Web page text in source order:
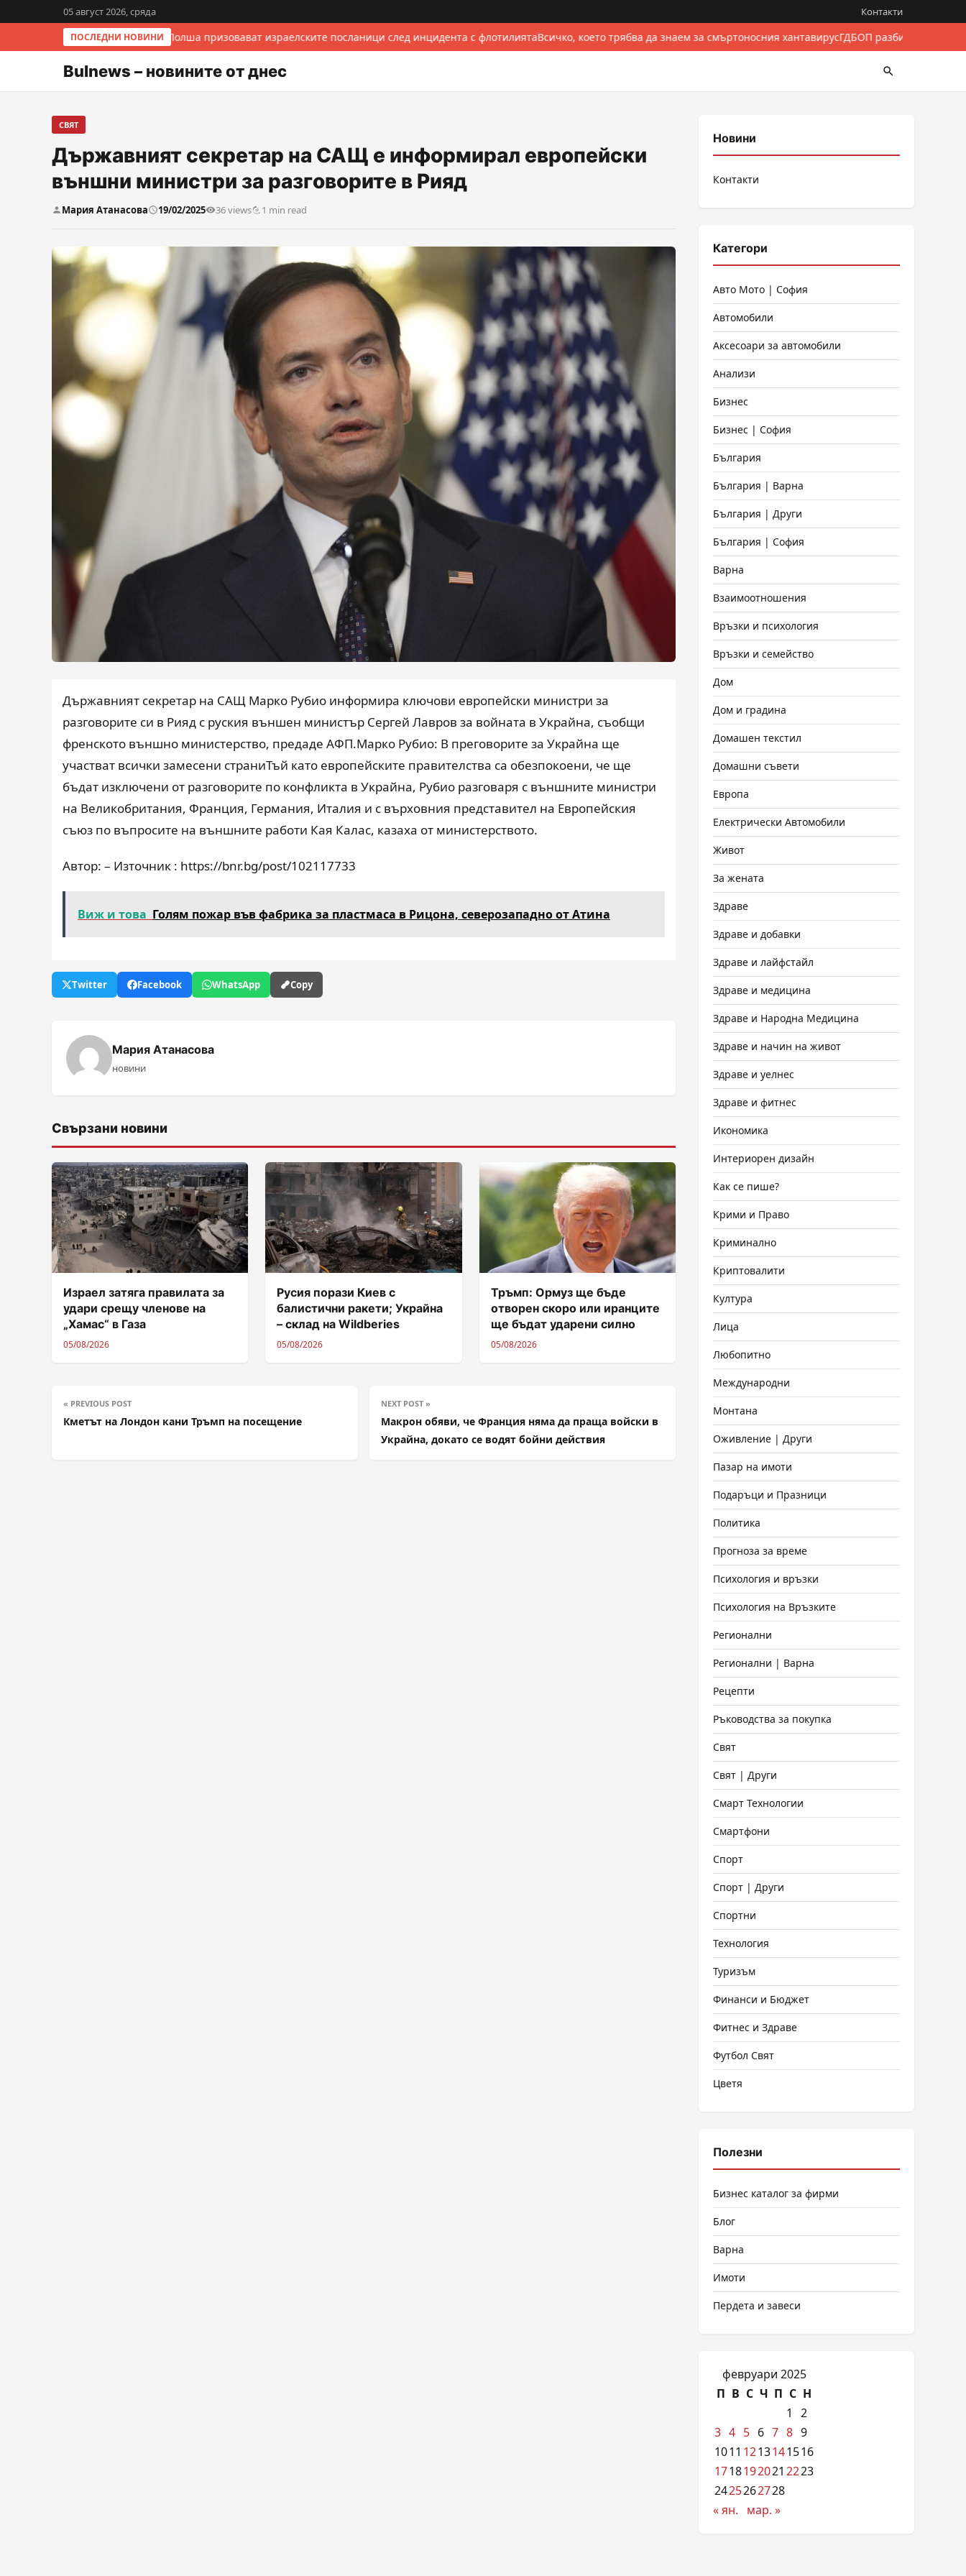
05 август 2026, сряда Контакти
ПОСЛЕДНИ НОВИНИ
Италия и Полша призовават израелските посланици след инцидента с флотилиятаВсичко, което трябва да знаем за смъртоносния хантавирусГДБОП разби
Bulnews – новините от днес
СВЯТ
Държавният секретар на САЩ е информирал европейски
външни министри за разговорите в Рияд
Мария Атанасова 19/02/2025 36 views 1 min read
Държавният секретар на САЩ Марко Рубио информира ключови европейски министри за
разговорите си в Рияд с руския външен министър Сергей Лавров за войната в Украйна, съобщи
френското външно министерство, предаде АФП.Марко Рубио: В преговорите за Украйна ще
участват всички замесени страниТъй като европейските правителства са обезпокоени, че ще
бъдат изключени от разговорите по конфликта в Украйна, Рубио разговаря с външните министри
на Великобритания, Франция, Германия, Италия и с върховния представител на Европейския
съюз по въпросите на външните работи Кая Калас, казаха от министерството.
Автор: – Източник : https://bnr.bg/post/102117733
Виж и това Голям пожар във фабрика за пластмаса в Рицона, северозападно от Атина
Twitter Facebook WhatsApp Copy
Мария Атанасова
новини
Свързани новини
Израел затяга правилата за
удари срещу членове на
„Хамас“ в Газа
05/08/2026
Русия порази Киев с
балистични ракети; Украйна
– склад на Wildberies
05/08/2026
Тръмп: Ормуз ще бъде
отворен скоро или иранците
ще бъдат ударени силно
05/08/2026
« PREVIOUS POST
Кметът на Лондон кани Тръмп на посещение
NEXT POST »
Макрон обяви, че Франция няма да праща войски в
Украйна, докато се водят бойни действия
Новини
Контакти
Категори
Авто Мото | София
Автомобили
Аксесоари за автомобили
Анализи
Бизнес
Бизнес | София
България
България | Варна
България | Други
България | София
Варна
Взаимоотношения
Връзки и психология
Връзки и семейство
Дом
Дом и градина
Домашен текстил
Домашни съвети
Европа
Електрически Автомобили
Живот
За жената
Здраве
Здраве и добавки
Здраве и лайфстайл
Здраве и медицина
Здраве и Народна Медицина
Здраве и начин на живот
Здраве и уелнес
Здраве и фитнес
Икономика
Интериорен дизайн
Как се пише?
Крими и Право
Криминално
Криптовалити
Култура
Лица
Любопитно
Международни
Монтана
Оживление | Други
Пазар на имоти
Подаръци и Празници
Политика
Прогноза за време
Психология и връзки
Психология на Връзките
Регионални
Регионални | Варна
Рецепти
Ръководства за покупка
Свят
Свят | Други
Смарт Технологии
Смартфони
Спорт
Спорт | Други
Спортни
Технология
Туризъм
Финанси и Бюджет
Фитнес и Здраве
Футбол Свят
Цветя
Полезни
Бизнес каталог за фирми
Блог
Варна
Имоти
Пердета и завеси
февруари 2025
П В С Ч П С Н
1
2
3 4 5 6 7 8 9
1011 1213141516
1718192021 2223
2425262728
« ян.
мар. »